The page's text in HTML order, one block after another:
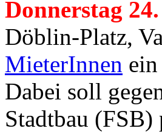
Donnerstag
Döblin-Platz,
MieterInnen ein
Dabei soll
Stadtbau